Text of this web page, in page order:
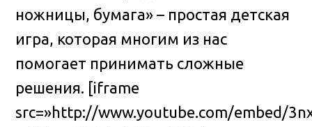
ножницы, бумага» – простая детская
игра, которая многим из нас
помогает принимать сложные
решения. [iframe
src=»http://www.youtube.com/embed/